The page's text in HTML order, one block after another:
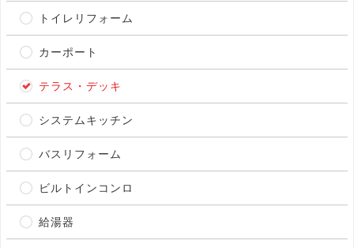
トイレリフォーム
カーポート
テラス・デッキ
システムキッチン
バスリフォーム
ビルトインコンロ
給湯器